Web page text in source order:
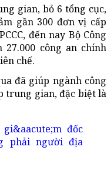
gian, bỏ 6 tổng cục,
gần 300 đơn vị cấp
đến nay Bộ Công
công an chính
chế.
đã giúp ngành công
trung gian, đặc biệt là